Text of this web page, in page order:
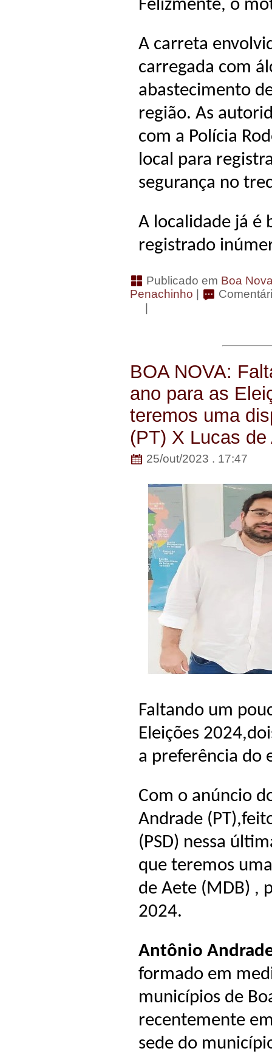
Felizmente, o
A carreta
carregada com
abastecimento
região. As
com a Polícia
local para
segurança no
A localidade já é
registrado
Publicado em Boa
Penachinho
BOA NOVA:
ano para as
teremos uma
(PT) X Lucas
25/out/2023 . 17:47
Faltando um
Eleições
a preferência do
Com o anúncio
Andrade
(PSD) nessa
que teremos
de Aete (MDB) ,
2024.
Antônio
formado em
municípios de
recentemente
sede do